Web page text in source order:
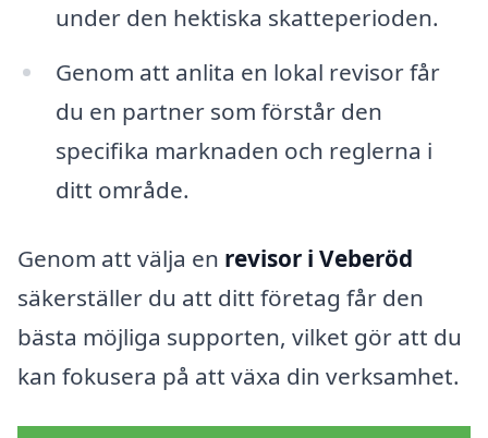
under den hektiska skatteperioden.
Genom att anlita en lokal revisor får
du en partner som förstår den
specifika marknaden och reglerna i
ditt område.
Genom att välja en revisor i Veberöd
säkerställer du att ditt företag får den
bästa möjliga supporten, vilket gör att du
kan fokusera på att växa din verksamhet.